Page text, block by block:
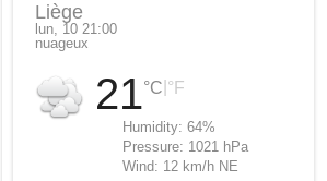
Liège
lun, 10 21:00
nuageux
21°C °F
Humidity:64%
Pressure: 1021 hPa
Wind: 12 km/h NE